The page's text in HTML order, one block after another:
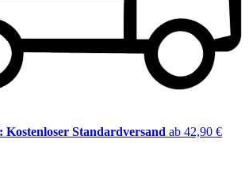
Kostenloser Standardversand ab 42,90 €